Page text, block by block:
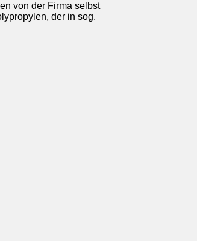
von der Firma selbst
der in sog.